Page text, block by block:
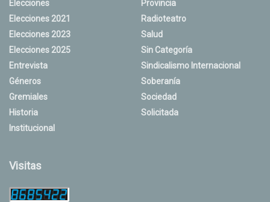
Elecciones
Elecciones 2021
Elecciones 2023
Elecciones 2025
Entrevista
Géneros
Gremiales
Historia
Institucional
Provincia
Radioteatro
Salud
Sin Categoría
Sindicalismo Internacional
Soberanía
Sociedad
Solicitada
Visitas